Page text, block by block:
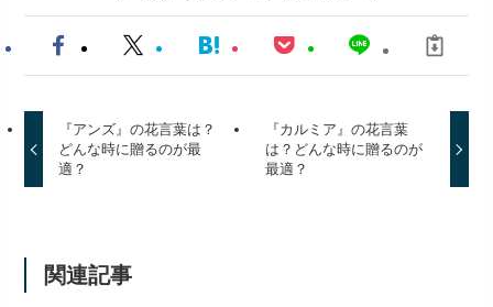
『アンズ』の花言葉は？
どんな時に贈るのが最
適？
『カルミア』の花言葉
は？どんな時に贈るのが
最適？
関連記事